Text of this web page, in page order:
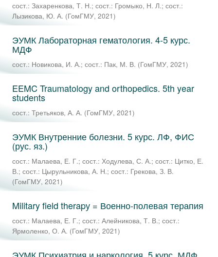
сост.: Захаренкова, Т. Н.; сост.: Громыко, Н. Л.; сост.:
Лызикова, Ю. А. (ГомГМУ, 2021)
ЭУМК Лабораторная гематология. 4-5 курс.
МДФ
сост.: Новикова, И. А.; сост.: Пак, М. В. (ГомГМУ, 2021)
EEMC Traumatology and orthopedics. 5th year
students
сост.: Третьяков, А. А. (ГомГМУ, 2021)
ЭУМК Внутренние болезни. 5 курс. ЛФ, ФИС
(рус. яз.)
сост.: Малаева, Е. Г.; сост.: Ходулева, С. А.; сост.: Цитко, Е.
В.; сост.: Цырульникова, А. Н.; сост.: Грекова, З. В.
(ГомГМУ, 2021)
Military field therapу = Военно-полевая терапия
сост.: Малаева, Е. Г.; сост.: Алейникова, Т. В.; сост.:
Ярмоленко, О. А. (ГомГМУ, 2021)